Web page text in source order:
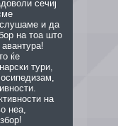
сечиј
и да
на тоа што
ќе
тури,
на
неа,